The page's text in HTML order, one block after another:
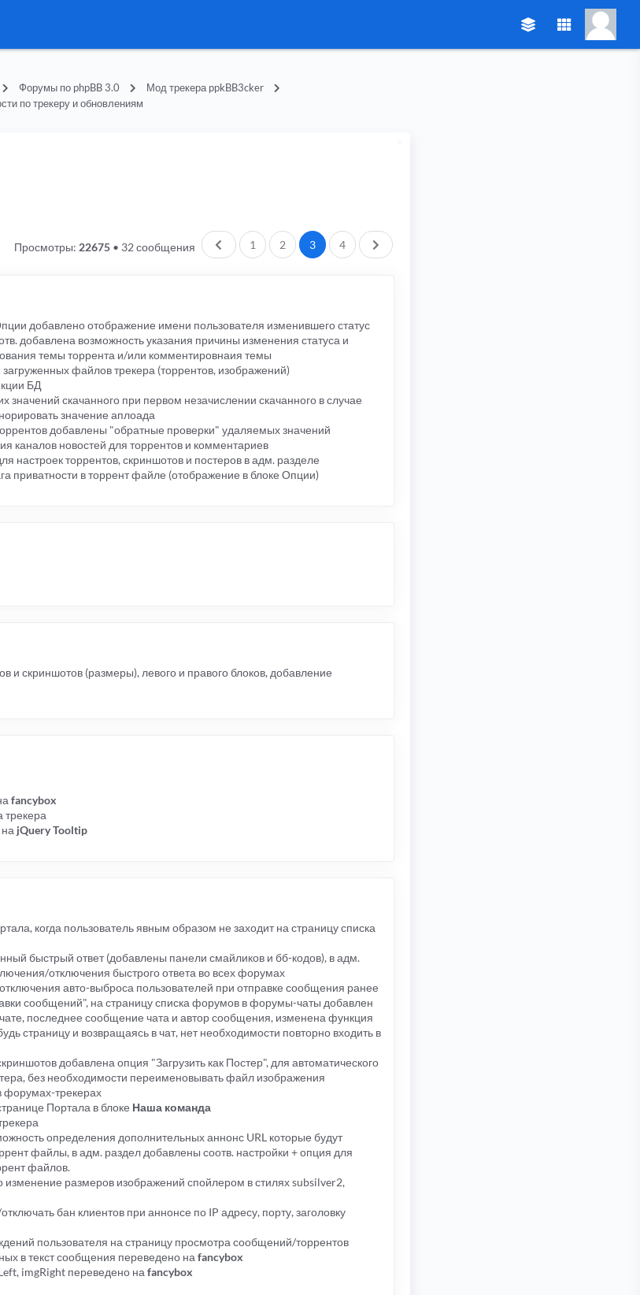
Форумы по phpBB 3.0
Мод трекера ppkBB3cker
по трекеру и обновлениям
32 сообщения Пред.1 2 3 4 След.
Просмотры: 22675 •
добавлено отображение имени пользователя изменившего статус
добавлена возможность указания причины изменения статуса и
темы торрента и/или комментировнаия темы
файлов трекера (торрентов, изображений)
БД
скачанного при первом незачислении скачанного в случае
значение аплоада
добавлены "обратные проверки" удаляемых значений
каналов новостей для торрентов и комментариев
торрентов, скриншотов и постеров в адм. разделе
приватности в торрент файле (отображение в блоке Опции)
и скриншотов (размеры), левого и правого блоков, добавление
fancybox
трекера
jQuery Tooltip
когда пользователь явным образом не заходит на страницу списка
быстрый ответ (добавлены панели смайликов и бб-кодов), в адм.
отключения быстрого ответа во всех форумах
авто-выброса пользователей при отправке сообщения ранее
сообщений", на страницу списка форумов в форумы-чаты добавлен
последнее сообщение чата и автор сообщения, изменена функция
страницу и возвращаясь в чат, нет необходимости повторно входить в
добавлена опция "Загрузить как Постер", для автоматического
без необходимости переименовывать файл изображения
форумах-трекерах
Портала в блоке Наша команда
определения дополнительных аннонс URL которые будут
файлы, в адм. раздел добавлены соотв. настройки + опция для
файлов.
размеров изображений спойлером в стилях subsilver2,
бан клиентов при аннонсе по IP адресу, порту, заголовку
пользователя на страницу просмотра сообщений/торрентов
в текст сообщения переведено на fancybox
imgRight переведено на fancybox